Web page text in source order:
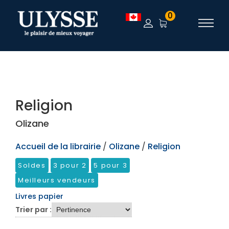
TEST 0
Religion
Olizane
Accueil de la librairie / Olizane / Religion
Soldes 3 pour 2
5 pour 3
Meilleurs vendeurs
Livres papier
Trier par :